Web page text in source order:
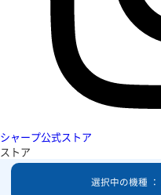
シャープ公式ストア
ストア
選択中の機種 ：